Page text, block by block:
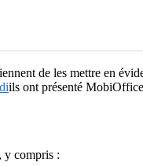
de les mettre en
ils ont présenté
y compris :